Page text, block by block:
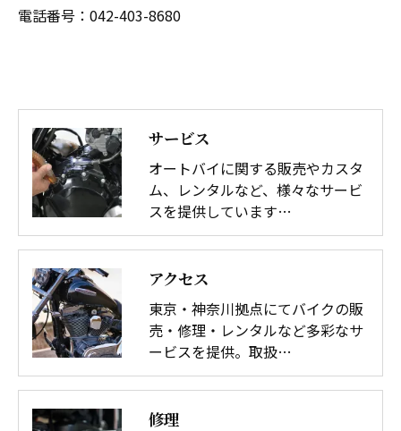
電話番号：042-403-8680
サービス
オートバイに関する販売やカスタ
ム、レンタルなど、様々なサービ
スを提供しています…
アクセス
東京・神奈川拠点にてバイクの販
売・修理・レンタルなど多彩なサ
ービスを提供。取扱…
修理